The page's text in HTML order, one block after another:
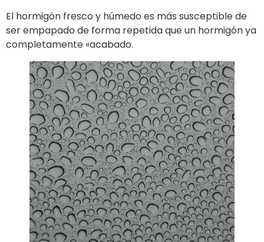
El hormigón fresco y húmedo es más susceptible de
ser empapado de forma repetida que un hormigón ya
completamente «acabado.